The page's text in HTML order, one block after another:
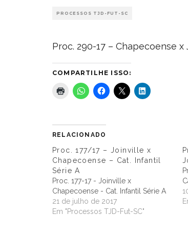
PROCESSOS TJD-FUT-SC
Proc. 290-17 – Chapecoense
COMPARTILHE ISSO:
RELACIONADO
Proc. 177/17 – Joinville x
Chapecoense – Cat. Infantil
Série A
Proc. 177-17 - Joinville x
Chapecoense - Cat. Infantil Série A
21 de julho de 2017
Em "Processos TJD-Fut-SC"